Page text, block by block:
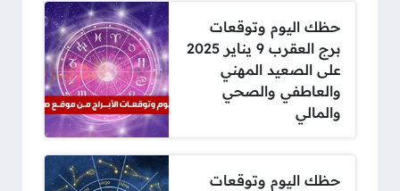
حظك اليوم وتوقعات
برج العقرب 9 يناير 2025
على الصعيد المهني
والعاطفي والصحي
والمالي
حظك اليوم وتوقعات